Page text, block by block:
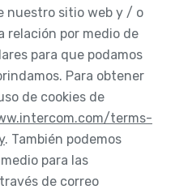
nuestro sitio web y / o
relación por medio de
para que podamos
Para obtener
de cookies de
terms-
. También podemos
para las
de correo